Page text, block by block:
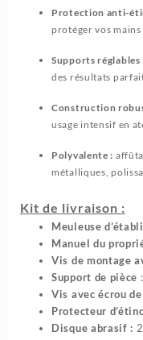
Protection anti-
protéger vos
Supports réglables
des résultats
Construction
usage intensif en
Polyvalente :
métalliques,
Kit de livraison :
Meuleuse d’établi
Manuel du
Vis de montage
Support de pièce
Vis avec écrou
Protecteur
Disque abrasif :